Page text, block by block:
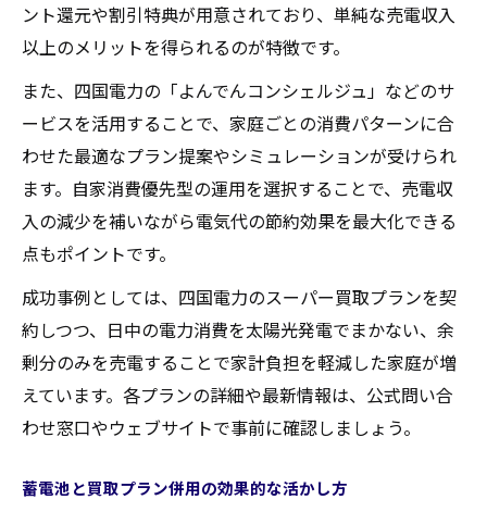
ント還元や割引特典が用意されており、単純な売電収入
以上のメリットを得られるのが特徴です。
また、四国電力の「よんでんコンシェルジュ」などのサ
ービスを活用することで、家庭ごとの消費パターンに合
わせた最適なプラン提案やシミュレーションが受けられ
ます。自家消費優先型の運用を選択することで、売電収
入の減少を補いながら電気代の節約効果を最大化できる
点もポイントです。
成功事例としては、四国電力のスーパー買取プランを契
約しつつ、日中の電力消費を太陽光発電でまかない、余
剰分のみを売電することで家計負担を軽減した家庭が増
えています。各プランの詳細や最新情報は、公式問い合
わせ窓口やウェブサイトで事前に確認しましょう。
蓄電池と買取プラン併用の効果的な活かし方